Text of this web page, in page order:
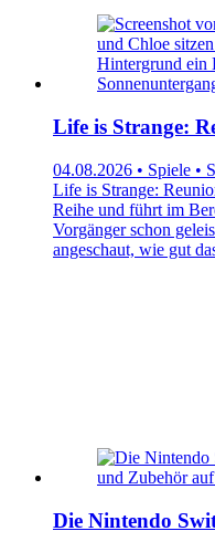
Life is Strange:
04.08.2026 • Spiele •
Life is Strange:
Reihe und führt im
Vorgänger schon
angeschaut, wie gut
Die Nintendo